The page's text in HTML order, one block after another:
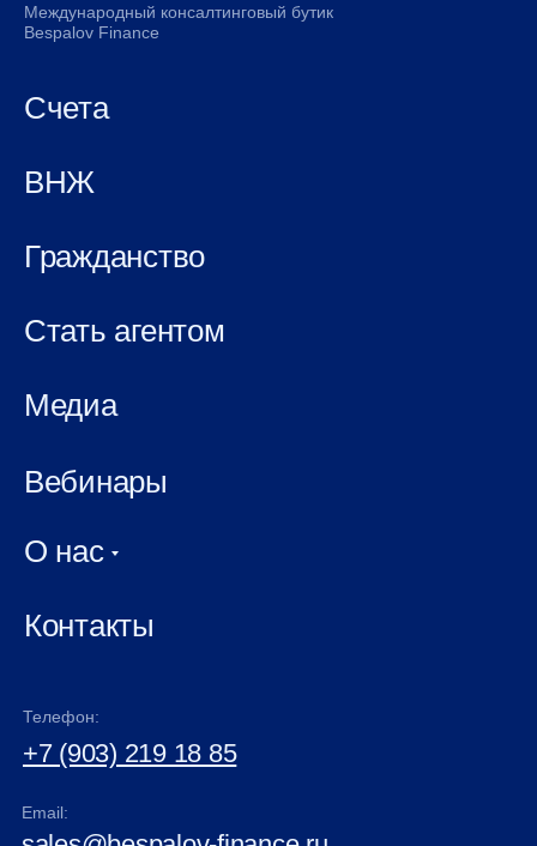
Контакты
+7 (903) 219 18 85
Вебинары
Медиа
О нас
Стать агентом
Гражданство
ВНЖ
Счета
Телефон:
Email:
Международный консалтинговый бутик
Bespalov Finance